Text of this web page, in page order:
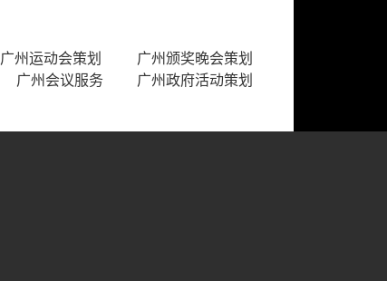
广州运动会策划
广州颁奖晚会策划
广州会议服务
广州政府活动策划